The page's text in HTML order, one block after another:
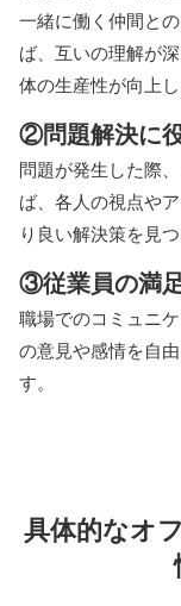
一緒に働く仲間と
ば、互いの理解が
体の生産性が向上
②問題解決に
問題が発生した際
ば、各人の視点や
り良い解決策を見
③従業員の満
職場でのコミュニ
の意見や感情を自
す。
具体的なオ